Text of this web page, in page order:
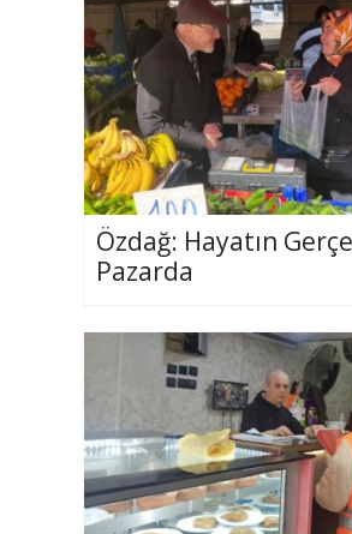
Özdağ: Hayatın
Pazarda